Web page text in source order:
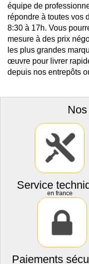
équipe de
répondre à toutes vos
8:30 à 17h. Vous
mesure à des prix
les plus grandes
œuvre pour livrer
depuis nos entrepôts
Service
en france
Paiements